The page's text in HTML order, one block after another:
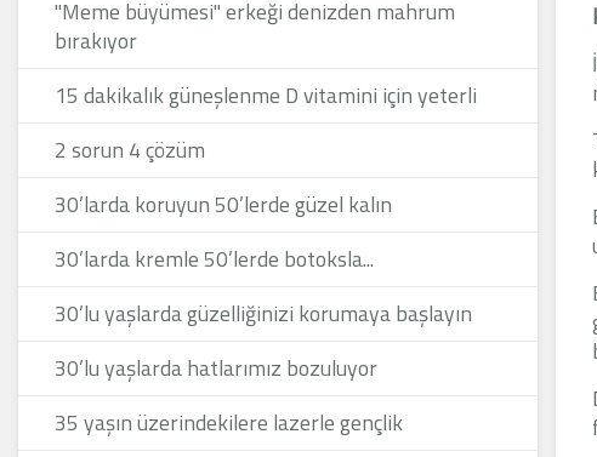
"Meme büyümesi" erkeği denizden mahrum
bırakıyor
15 dakikalık güneşlenme D vitamini için yeterli
2 sorun 4 çözüm
30’larda koruyun 50’lerde güzel kalın
30’larda kremle 50’lerde botoksla...
30’lu yaşlarda güzelliğinizi korumaya başlayın
30’lu yaşlarda hatlarımız bozuluyor
35 yaşın üzerindekilere lazerle gençlik